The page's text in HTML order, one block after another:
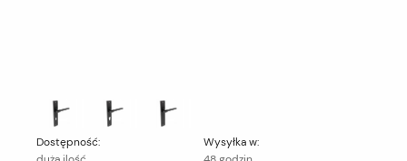
Dostępność:
Wysyłka w: